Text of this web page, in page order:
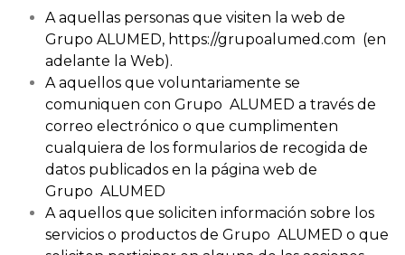
A aquellas personas que visiten la web de
Grupo ALUMED, https://grupoalumed.com (en
adelante la Web).
A aquellos que voluntariamente se
comuniquen con Grupo ALUMED a través de
correo electrónico o que cumplimenten
cualquiera de los formularios de recogida de
datos publicados en la página web de
Grupo ALUMED
A aquellos que soliciten información sobre los
servicios o productos de Grupo ALUMED o que